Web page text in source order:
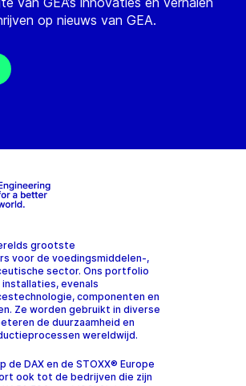
op nieuws van GEA.
grootste
voor de voedingsmiddelen-,
sector. Ons portfolio
evenals
componenten en
Ze worden gebruikt in diverse
de duurzaamheid en
wereldwijd.
de DAX en de STOXX® Europe
ook tot de bedrijven die zijn